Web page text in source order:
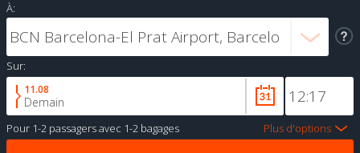
À:
Sur:
11.08
Demain
Pour 1-2 passagersavec 1-2 bagages Plus d'options